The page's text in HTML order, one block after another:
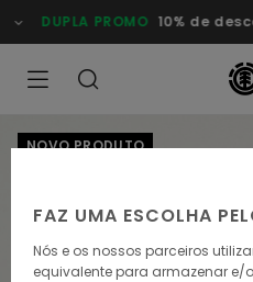
para
a
PROMO 10% de
NOVO PRODUTO
FAZ UMA ESCOLHA
Nós e os nossos parceiros
equivalente para armazenar e/